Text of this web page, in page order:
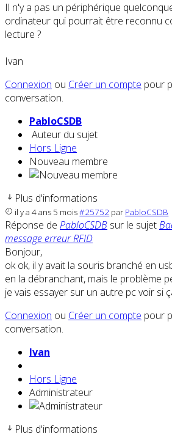
Il n'y a pas un périphérique
ordinateur qui pourrait être reconnu
lecture ?
Ivan
Connexion ou Créer un compte pour
conversation.
PabloCSDB
Auteur du sujet
Hors Ligne
Nouveau membre
Plus d'informations
il y a 4 ans 5 mois#25752 par PabloCSDB
Réponse de PabloCSDB sur le sujet
message erreur RFID
Bonjour,
ok ok, il y avait la souris branché en
en la débranchant, mais le problème
je vais essayer sur un autre pc voir si
Connexion ou Créer un compte pour
conversation.
Ivan
Hors Ligne
Administrateur
Plus d'informations